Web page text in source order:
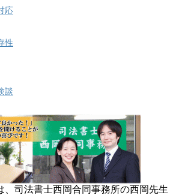
応
性
談
、司法書士西岡合同事務所の西岡先生